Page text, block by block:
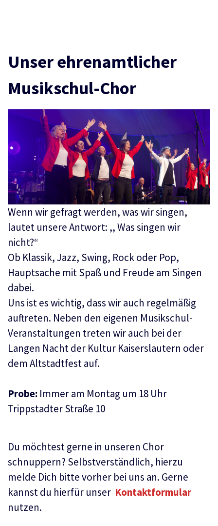
Unser ehrenamtlicher
Musikschul-Chor
Wenn wir gefragt werden, was wir singen,
lautet unsere Antwort: ,, Was singen wir
nicht?“
Ob Klassik, Jazz, Swing, Rock oder Pop,
Hauptsache mit Spaß und Freude am Singen
dabei.
Uns ist es wichtig, dass wir auch regelmäßig
auftreten. Neben den eigenen Musikschul-
Veranstaltungen treten wir auch bei der
Langen Nacht der Kultur Kaiserslautern oder
dem Altstadtfest auf.
Probe: Immer am Montag um 18 Uhr
Trippstadter Straße 10
Du möchtest gerne in unseren Chor
schnuppern? Selbstverständlich, hierzu
melde Dich bitte vorher bei uns an. Gerne
kannst du hierfür unser Kontaktformular
nutzen.